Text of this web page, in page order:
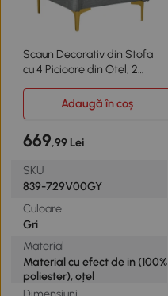
Scaun Decorativ din Stofa
cu 4 Picioare din Otel, 2
Adaugă în coș
669,99 Lei
SKU
839-729V00GY
Culoare
Gri
Material
Material cu efect de in (100%
poliester), oțel